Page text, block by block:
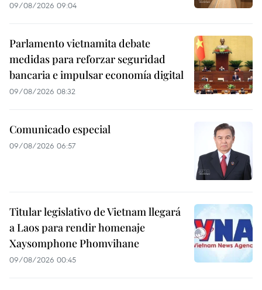
09/08/2026 09:04
Parlamento vietnamita debate
medidas para reforzar seguridad
bancaria e impulsar economía digital
09/08/2026 08:32
Comunicado especial
09/08/2026 06:57
Titular legislativo de Vietnam llegará
a Laos para rendir homenaje
Xaysomphone Phomvihane
09/08/2026 00:45